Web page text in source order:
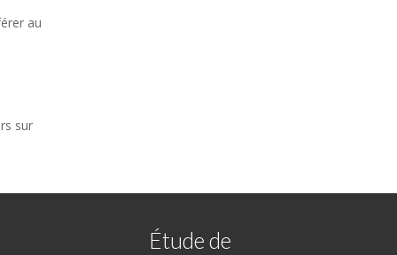
au
sur
Étude de